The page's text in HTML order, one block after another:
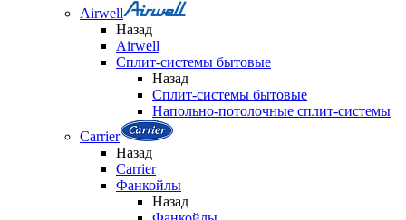
Airwell
Назад
Airwell
Сплит-системы бытовые
Назад
Сплит-системы бытовые
Напольно-потолочные сплит-системы
Carrier
Назад
Carrier
Фанкойлы
Назад